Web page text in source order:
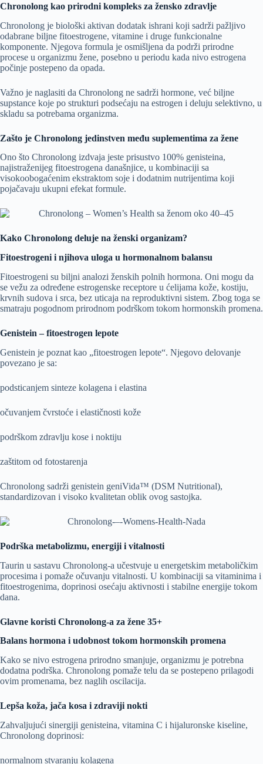
Chronolong kao prirodni kompleks za žensko zdravlje
Chronolong je biološki aktivan dodatak ishrani koji sadrži pažljivo
odabrane biljne fitoestrogene, vitamine i druge funkcionalne
komponente. Njegova formula je osmišljena da podrži prirodne
procese u organizmu žene, posebno u periodu kada nivo estrogena
počinje postepeno da opada.
Važno je naglasiti da Chronolong ne sadrži hormone, već biljne
supstance koje po strukturi podsećaju na estrogen i deluju selektivno, u
skladu sa potrebama organizma.
Zašto je Chronolong jedinstven među suplementima za žene
Ono što Chronolong izdvaja jeste prisustvo 100% genisteina,
najistraženijeg fitoestrogena današnjice, u kombinaciji sa
visokoobogaćenim ekstraktom soje i dodatnim nutrijentima koji
pojačavaju ukupni efekat formule.
Kako Chronolong deluje na ženski organizam?
Fitoestrogeni i njihova uloga u hormonalnom balansu
Fitoestrogeni su biljni analozi ženskih polnih hormona. Oni mogu da
se vežu za određene estrogenske receptore u ćelijama kože, kostiju,
krvnih sudova i srca, bez uticaja na reproduktivni sistem. Zbog toga se
smatraju pogodnom prirodnom podrškom tokom hormonskih promena.
Genistein – fitoestrogen lepote
Genistein je poznat kao „fitoestrogen lepote“. Njegovo delovanje
povezano je sa:
podsticanjem sinteze kolagena i elastina
očuvanjem čvrstoće i elastičnosti kože
podrškom zdravlju kose i noktiju
zaštitom od fotostarenja
Chronolong sadrži genistein geniVida™ (DSM Nutritional),
standardizovan i visoko kvalitetan oblik ovog sastojka.
Podrška metabolizmu, energiji i vitalnosti
Taurin u sastavu Chronolong-a učestvuje u energetskim metaboličkim
procesima i pomaže očuvanju vitalnosti. U kombinaciji sa vitaminima i
fitoestrogenima, doprinosi osećaju aktivnosti i stabilne energije tokom
dana.
Glavne koristi Chronolong-a za žene 35+
Balans hormona i udobnost tokom hormonskih promena
Kako se nivo estrogena prirodno smanjuje, organizmu je potrebna
dodatna podrška. Chronolong pomaže telu da se postepeno prilagodi
ovim promenama, bez naglih oscilacija.
Lepša koža, jača kosa i zdraviji nokti
Zahvaljujući sinergiji genisteina, vitamina C i hijaluronske kiseline,
Chronolong doprinosi:
normalnom stvaranju kolagena